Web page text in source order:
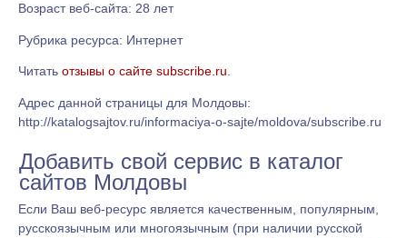
Возраст веб-сайта: 28 лет
Рубрика ресурса: Интернет
Читать отзывы о сайте subscribe.ru
Адрес данной страницы для Молдовы:
http://katalogsajtov.ru/informaciya-o-sajte/moldova/subscribe.ru
Добавить свой сервис в каталог
сайтов Молдовы
Если Ваш веб-ресурс является качественным, популярным,
русскоязычным или многоязычным (при наличии русской